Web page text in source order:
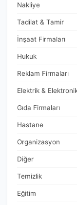
Nakliye
Tadilat & Tamir
İnşaat Firmaları
Hukuk
Reklam Firmaları
Elektrik &
Gıda Firmaları
Hastane
Organizasyon
Diğer
Temizlik
Eğitim